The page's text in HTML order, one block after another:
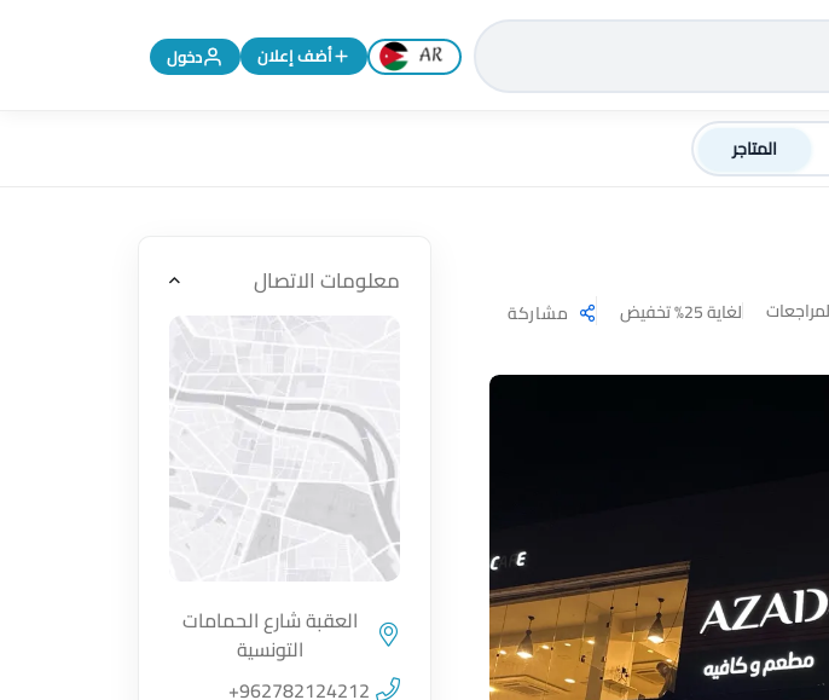
تغيير اللغة إلى الإنجليزية
أضف إعلان دخول
المتاجر
لغاية 25% تخفيض مشاركة
معلومات الاتصال
اضغط لتحميل الموقع
العقبة شارع الحمامات
التونسية
+962782124212